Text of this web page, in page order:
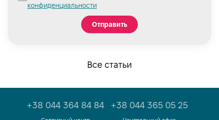
конфиденциальности
Отправить
Все статьи
+38 044 364 84 84 +38 044 365 05 25